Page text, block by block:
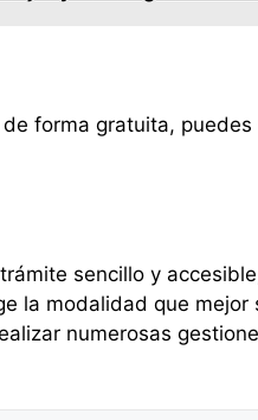
forma gratuita,
sencillo y
la modalidad que
numerosas